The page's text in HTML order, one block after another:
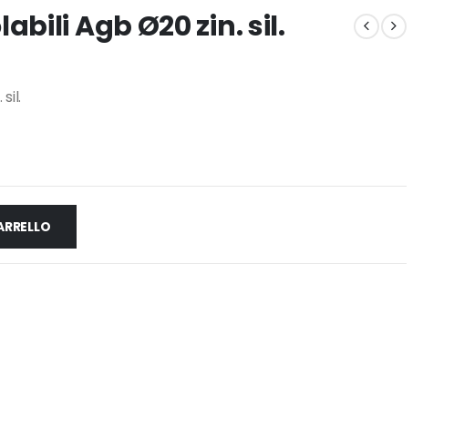
Agb Ø20 zin. sil.